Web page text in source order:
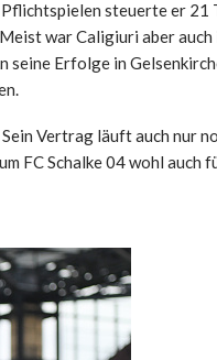
steuerte er 21
war Caligiuri aber auch
seine Erfolge in
Vertrag läuft auch nur
FC Schalke 04 wohl auch